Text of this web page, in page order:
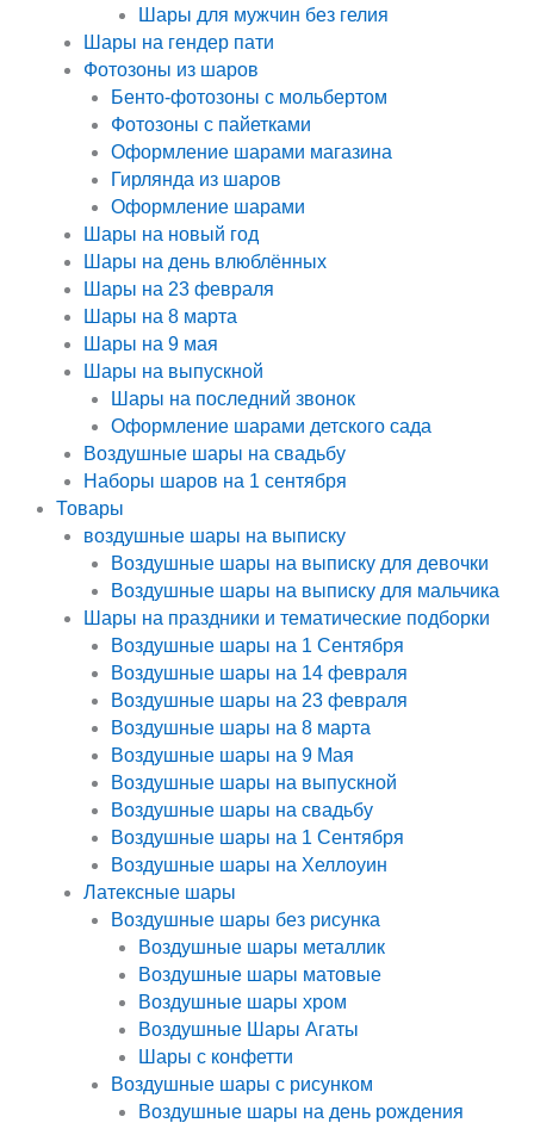
Шары для мужчин без гелия
Шары на гендер пати
Фотозоны из шаров
Бенто-фотозоны с мольбертом
Фотозоны с пайетками
Оформление шарами магазина
Гирлянда из шаров
Оформление шарами
Шары на новый год
Шары на день влюблённых
Шары на 23 февраля
Шары на 8 марта
Шары на 9 мая
Шары на выпускной
Шары на последний звонок
Оформление шарами детского сада
Воздушные шары на свадьбу
Наборы шаров на 1 сентября
Товары
воздушные шары на выписку
Воздушные шары на выписку для девочки
Воздушные шары на выписку для мальчика
Шары на праздники и тематические подборки
Воздушные шары на 1 Сентября
Воздушные шары на 14 февраля
Воздушные шары на 23 февраля
Воздушные шары на 8 марта
Воздушные шары на 9 Мая
Воздушные шары на выпускной
Воздушные шары на свадьбу
Воздушные шары на 1 Сентября
Воздушные шары на Хеллоуин
Латексные шары
Воздушные шары без рисунка
Воздушные шары металлик
Воздушные шары матовые
Воздушные шары хром
Воздушные Шары Агаты
Шары с конфетти
Воздушные шары с рисунком
Воздушные шары на день рождения